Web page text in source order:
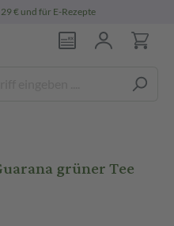
€ und für E-Rezepte
grüner Tee